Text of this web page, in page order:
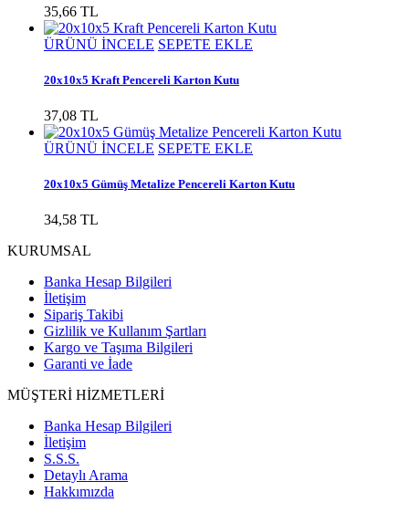
35,66 TL
ÜRÜNÜ İNCELE SEPETE EKLE
20x10x5 Kraft Pencereli Karton Kutu
37,08 TL
ÜRÜNÜ İNCELE SEPETE EKLE
20x10x5 Gümüş Metalize Pencereli Karton Kutu
34,58 TL
KURUMSAL
Banka Hesap Bilgileri
İletişim
Sipariş Takibi
Gizlilik ve Kullanım Şartları
Kargo ve Taşıma Bilgileri
Garanti ve İade
MÜŞTERİ HİZMETLERİ
Banka Hesap Bilgileri
İletişim
S.S.S.
Detaylı Arama
Hakkımızda